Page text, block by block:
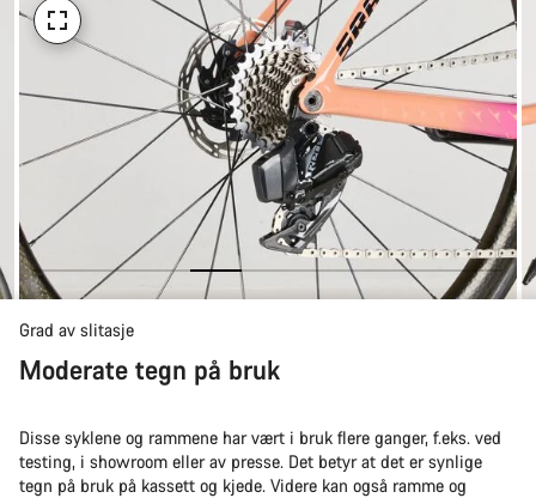
Grad av slitasje
Moderate tegn på bruk
Disse syklene og rammene har vært i bruk flere ganger, f.eks. ved
testing, i showroom eller av presse. Det betyr at det er synlige
tegn på bruk på kassett og kjede. Videre kan også ramme og